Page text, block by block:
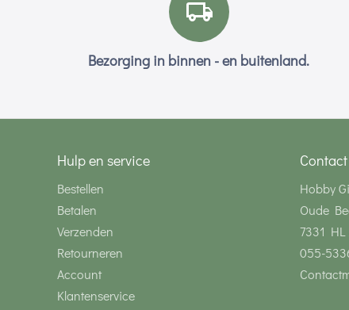
Bezorging in binnen - en buitenland.
Hulp en service
Bestellen
Betalen
Verzenden
Retourneren
Account
Klantenservice
Hobby
Oude
7331
055-